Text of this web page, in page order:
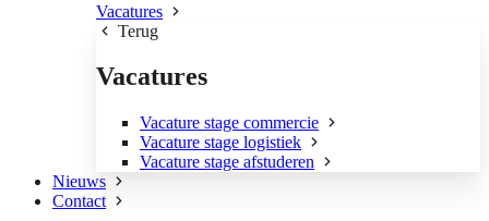
Vacatures
Terug
Vacatures
Vacature stage commercie
Vacature stage logistiek
Vacature stage afstuderen
Nieuws
Contact